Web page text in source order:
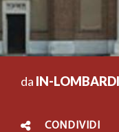
da IN-
CONDIVIDI